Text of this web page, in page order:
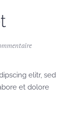
sur
elitr, sed
et dolore